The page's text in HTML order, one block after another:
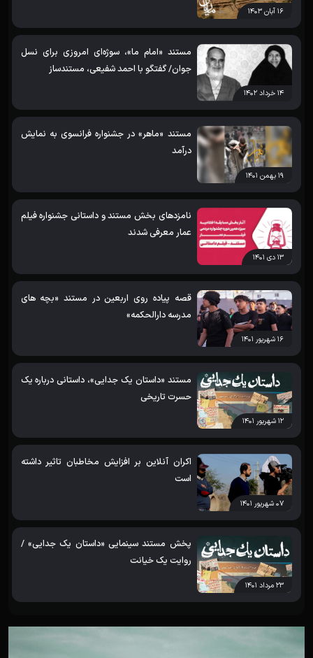
۱۶ آبان ۱۴۰۳
۱۴ خرداد ۱۴۰۲
مستند «امام ما»، سوژه‌‌ای امروزی برای نسل
جوان/ گفتگو با احمد شفیعی، مستندساز
۱۹ بهمن ۱۴۰۱
مستند «ماهر» در جشنواره فرانسوی به نمایش
درآمد
۱۳ دی ۱۴۰۱
نامزدهای بخش مستند و داستانی جشنواره فیلم
عمار معرفی شدند
۱۶ شهریور ۱۴۰۱
قصه پیاده روی اربعین در مستند «بچه های
مدرسه دارالحکمه»
۱۲ شهریور ۱۴۰۱
مستند «داستان یک جدایی»، داستانی درباره یک
حسرت تاریخی
۰۷ شهریور ۱۴۰۱
اکران آنلاین بر افزایش مخاطبان تاثیر داشته
است
۲۳ مرداد ۱۴۰۱
پخش مستند سینمایی «داستان یک جدایی» /
روایت یک خیانت